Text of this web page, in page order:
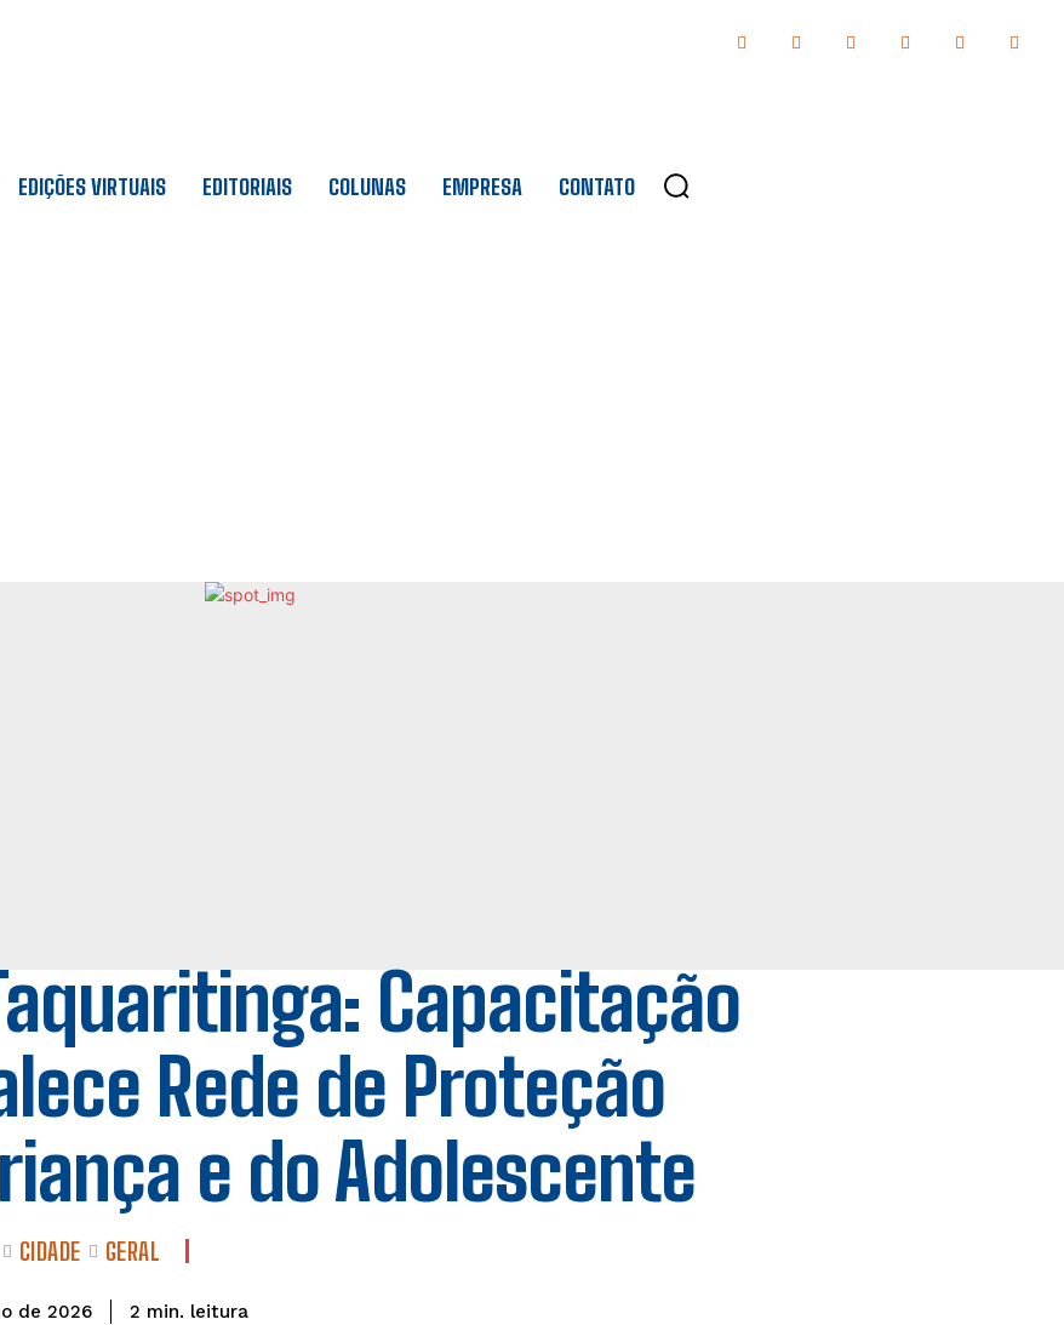
EDIÇÕES VIRTUAIS EDITORIAIS COLUNAS EMPRESA CONTATO
Capacitação
Rede de Proteção
e do Adolescente
CIDADE GERAL
de 2026 2 min. leitura